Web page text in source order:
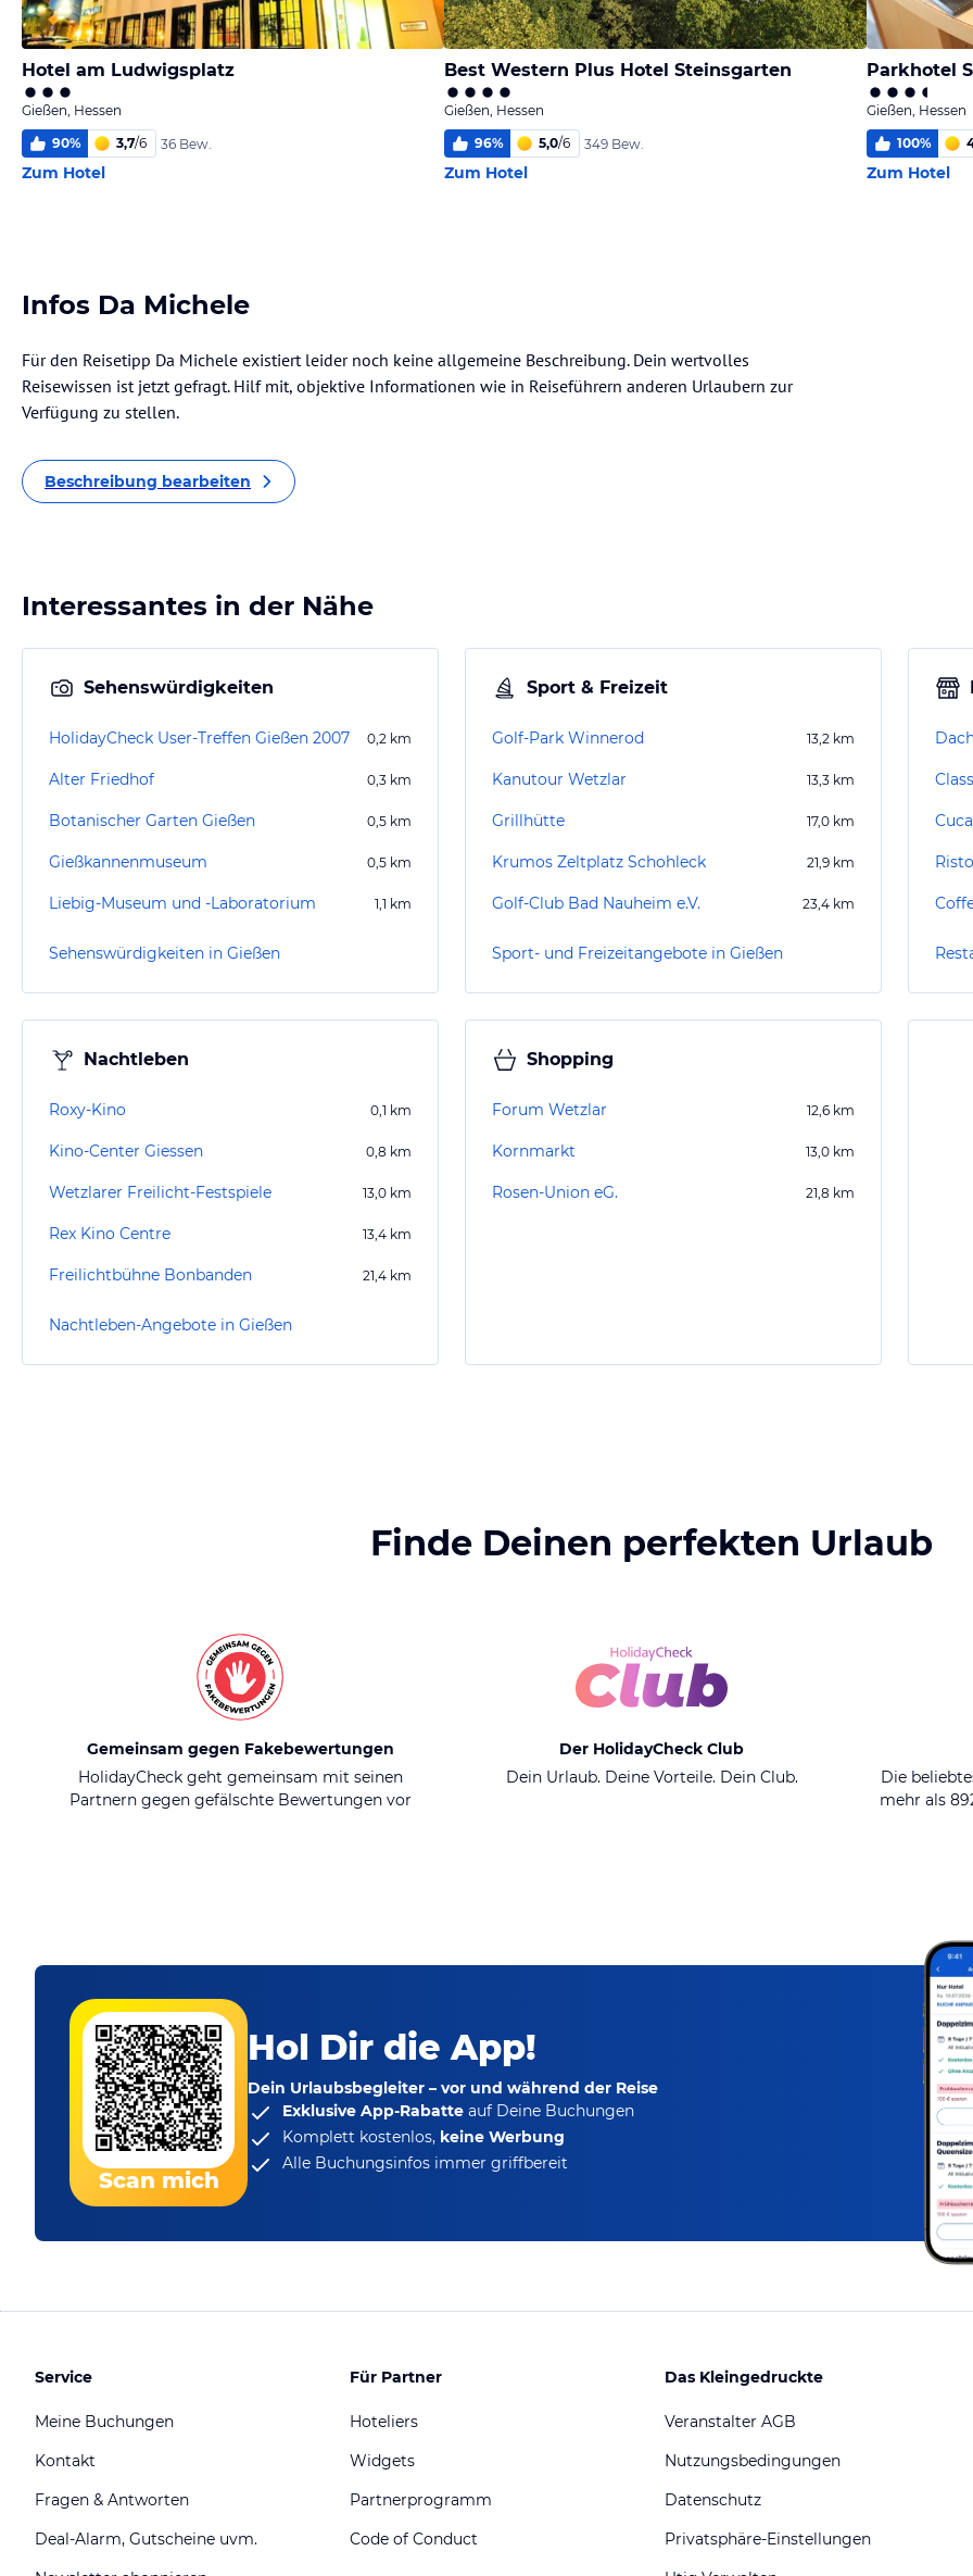
Hotel am Ludwigsplatz
Gießen, Hessen
90% 3,7/6 36 Bew.
Zum Hotel
Best Western Plus Hotel Steinsgarten
Gießen, Hessen
96% 5,0/6 349 Bew.
Zum Hotel
Parkhotel
Gießen, Hessen
100%
Zum Hotel
Infos Da Michele
Für den Reisetipp Da Michele existiert leider noch keine allgemeine Beschreibung. Dein wertvolles
Reisewissen ist jetzt gefragt. Hilf mit, objektive Informationen wie in Reiseführern anderen Urlaubern zur
Verfügung zu stellen.
Beschreibung bearbeiten
Interessantes in der Nähe
Sehenswürdigkeiten
HolidayCheck User-Treffen Gießen 2007 0,2 km
Alter Friedhof 0,3 km
Botanischer Garten Gießen 0,5 km
Gießkannenmuseum 0,5 km
Liebig-Museum und -Laboratorium 1,1 km
Sehenswürdigkeiten in Gießen
Sport & Freizeit
Golf-Park Winnerod 13,2 km
Kanutour Wetzlar 13,3 km
Grillhütte 17,0 km
Krumos Zeltplatz Schohleck 21,9 km
Golf-Club Bad Nauheim e.V. 23,4 km
Sport- und Freizeitangebote in Gießen
Nachtleben
Roxy-Kino 0,1 km
Kino-Center Giessen 0,8 km
Wetzlarer Freilicht-Festspiele 13,0 km
Rex Kino Centre 13,4 km
Freilichtbühne Bonbanden 21,4 km
Nachtleben-Angebote in Gießen
Shopping
Forum Wetzlar 12,6 km
Kornmarkt 13,0 km
Rosen-Union eG. 21,8 km
Finde Deinen perfekten Urlaub
Gemeinsam gegen Fakebewertungen
HolidayCheck geht gemeinsam mit seinen
Partnern gegen gefälschte Bewertungen vor
Der HolidayCheck Club
Dein Urlaub. Deine Vorteile. Dein Club.
Die
mehr als
Scan mich
Hol Dir die App!
Dein Urlaubsbegleiter – vor und während der Reise
Exklusive App-Rabatte auf Deine Buchungen
Komplett kostenlos, keine Werbung
Alle Buchungsinfos immer griffbereit
Service
Meine Buchungen
Kontakt
Fragen & Antworten
Deal-Alarm, Gutscheine uvm.
Für Partner
Hoteliers
Widgets
Partnerprogramm
Code of Conduct
Das Kleingedruckte
Veranstalter AGB
Nutzungsbedingungen
Datenschutz
Privatsphäre-Einstellungen